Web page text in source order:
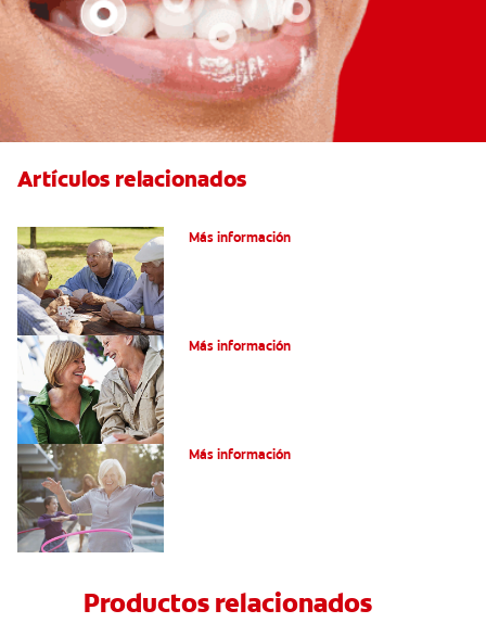
Artículos relacionados
Más información
Más información
Más información
Productos relacionados